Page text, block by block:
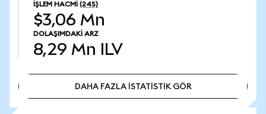
İŞLEM HACMI (24S)
$3,06 Mn
DOLAŞIMDAKI ARZ
8,29 Mn ILV
DAHA FAZLA İSTATİSTİK GÖR